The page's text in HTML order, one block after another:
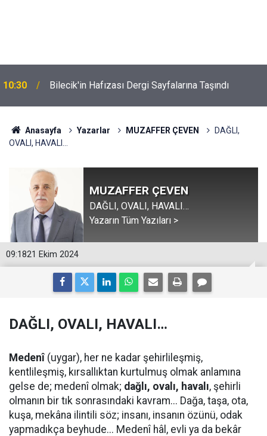
10:30 Bilecik'in Hafızası Dergi Sayfalarına Taşındı
Anasayfa Yazarlar MUZAFFER ÇEVEN
DAĞLI,
OVALI, HAVALI…
MUZAFFER ÇEVEN
DAĞLI, OVALI, HAVALI…
Yazarın Tüm Yazıları >
09:1821 Ekim 2024
DAĞLI, OVALI, HAVALI…
Medenî(uygar), her ne kadar şehirlileşmiş,
kentlileşmiş, kırsallıktan kurtulmuş olmak anlamına
gelse de; medenî olmak; dağlı, ovalı, havalı, şehirli
olmanın bir tık sonrasındaki kavram... Dağa, taşa, ota,
kuşa, mekâna ilintili söz; insanı, insanın özünü, odak
yapmadıkça beyhude... Medenî hâl, evli ya da bekâr